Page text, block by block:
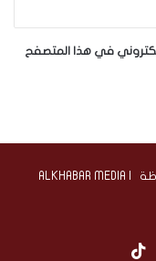
في هذا المتصفح
© حقوق النشر 2026، جميع الحقوق محفوظة | ALKHABAR MEDIA